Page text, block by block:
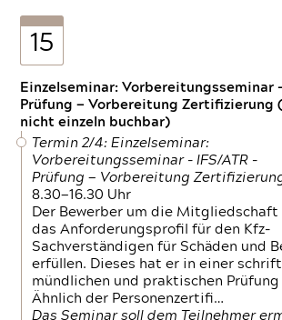
15
Einzelseminar: Vorbereitungsseminar -
Prüfung — Vorbereitung Zertifizierung
nicht einzeln buchbar)
Termin 2/4: Einzelseminar:
Vorbereitungsseminar - IFS/ATR -
Prüfung — Vorbereitung
8.30—16.30 Uhr
Der Bewerber um die Mitgliedschaft
das Anforderungsprofil für den Kfz-
Sachverständigen für Schäden und
erfüllen. Dieses hat er in einer
mündlichen und praktischen Prüfung
Ähnlich der Personenzertifi…
Das Seminar soll dem Teilnehmer